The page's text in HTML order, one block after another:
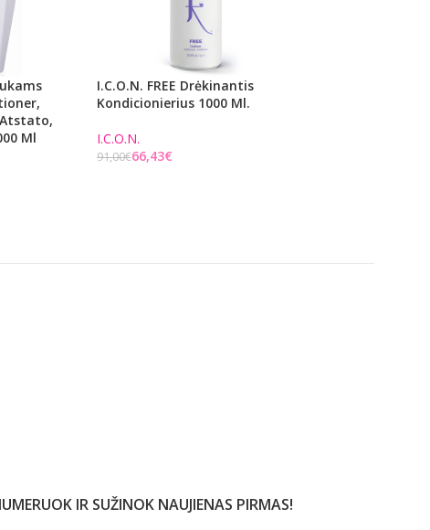
Ml
I.C.O.N. FREE Drėkinantis
Kondicionierius 1000 Ml.
I.C.O.N.
91,00€66,43€
IR SUŽINOK NAUJIENAS PIRMAS!